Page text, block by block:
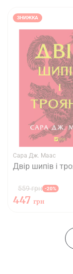
ЗНИЖКА
Сара Дж. Маас
Двір шипів і
559 грн -20%
447 грн